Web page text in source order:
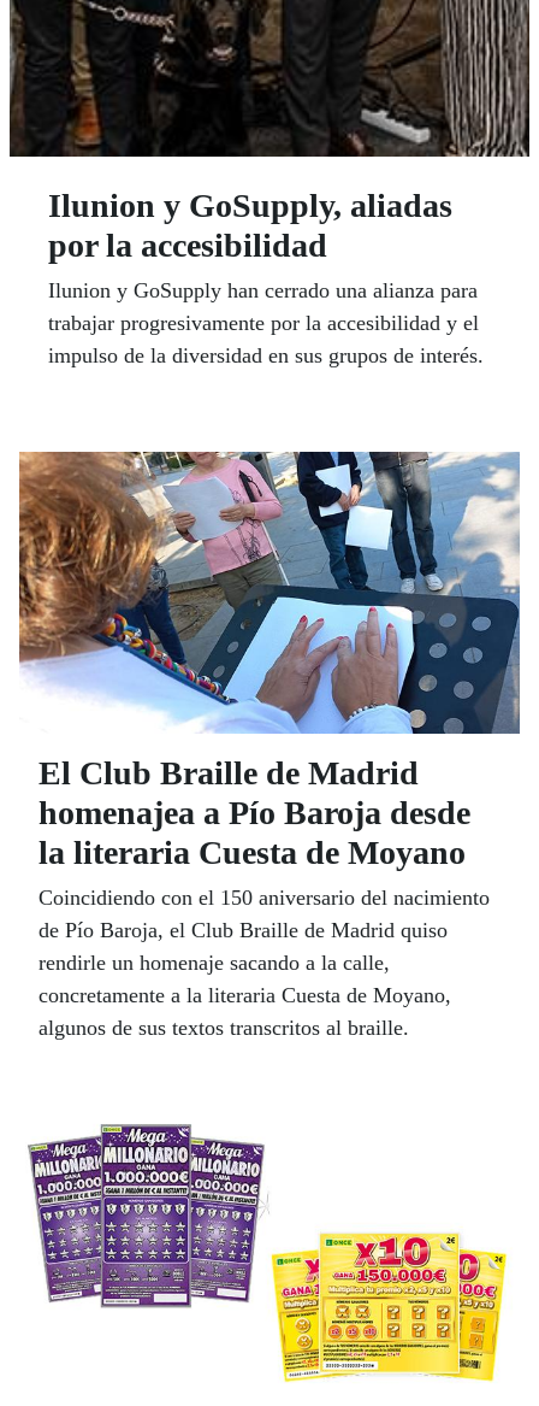
Ilunion y GoSupply, aliadas
por la accesibilidad
Ilunion y GoSupply han cerrado una alianza para
trabajar progresivamente por la accesibilidad y el
impulso de la diversidad en sus grupos de interés.
El Club Braille de Madrid
homenajea a Pío Baroja desde
la literaria Cuesta de Moyano
Coincidiendo con el 150 aniversario del nacimiento
de Pío Baroja, el Club Braille de Madrid quiso
rendirle un homenaje sacando a la calle,
concretamente a la literaria Cuesta de Moyano,
algunos de sus textos transcritos al braille.